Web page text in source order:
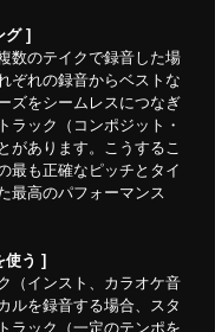
グ ]
数のテイクで録音した場
ぞれの録音からベストな
ズをシームレスにつなぎ
ラック（コンポジット・
があります。こうするこ
最も正確なピッチとタイ
最高のパフォーマンス
使う ]
（インスト、カラオケ音
ルを録音する場合、スタ
ラック（一定のテンポを